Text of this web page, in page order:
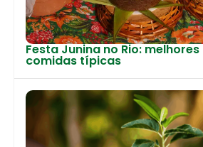
Festa Junina no Rio:
comidas típicas